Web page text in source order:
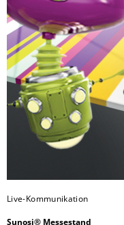
Live-Kommunikation
Sunosi® Messestand